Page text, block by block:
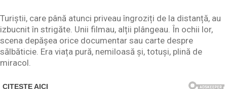
Turiștii, care până atunci priveau îngroziți de la distanță, au
izbucnit în strigăte. Unii filmau, alții plângeau. În ochii lor,
scena depășea orice documentar sau carte despre
sălbăticie. Era viața pură, nemiloasă și, totuși, plină de
miracol.